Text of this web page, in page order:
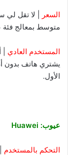
السعر
| لا تقل لي
متوسط بمعالج فئة
المستخدم العادي
يشتري هاتف بدون
الأول.
عيوب: Huawei
التحكم بالمستخدم